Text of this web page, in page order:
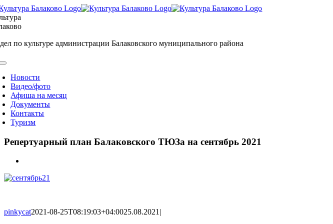
Skip
to
content
по культуре администрации Балаковского муниципального района
Новости
Видео/фото
Афиша на месяц
Документы
Контакты
Туризм
Репертуарный план Балаковского ТЮЗа на сентябрь 2021
Image
pinkycat2021-08-25T08:19:03+04:0025.08.2021|